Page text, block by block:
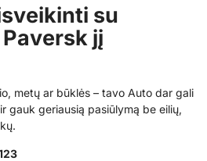
su
jį
metų ar būklės – tavo Auto dar gali
gauk geriausią pasiūlymą be eilių,